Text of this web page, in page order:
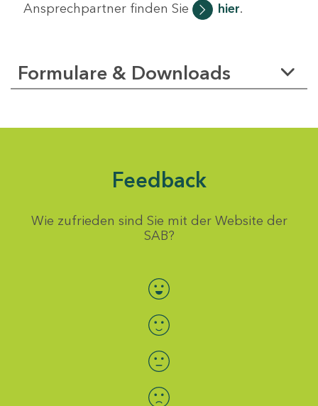
Ansprechpartner finden Sie
hier.
Formulare & Downloads
Feedback
Wie zufrieden sind Sie mit der Website der
SAB?
Bewertung auswählen